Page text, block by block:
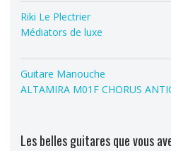
Riki Le Plectrier
Médiators de luxe
Guitare Manouche
ALTAMIRA M01F CHORUS
Les belles guitares que vous